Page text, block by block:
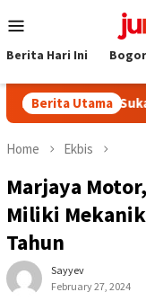
to
Menu
Berita Hari Ini
Berita Utama
SDN Sukamaju 08
Home Ekbis
Marjaya
Miliki
Tahun
Sayyev
February 27, 2024